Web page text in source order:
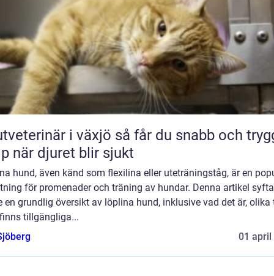
i växjö så får du snabb och trygg
när djuret blir sjukt
hund, även känd som flexilina eller uteträningståg, är en
för promenader och träning av hundar. Denna artikel
en grundlig översikt av löplina hund, inklusive vad det är, olika
tillgängliga...
01 april